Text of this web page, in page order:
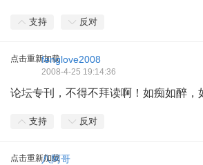
支持 反对
点击重新加载fenglove2008
2008-4-25 19:14:36
论坛专刊，不得不拜读啊！如痴如醉，
支持 反对
点击重新加载
八阿哥